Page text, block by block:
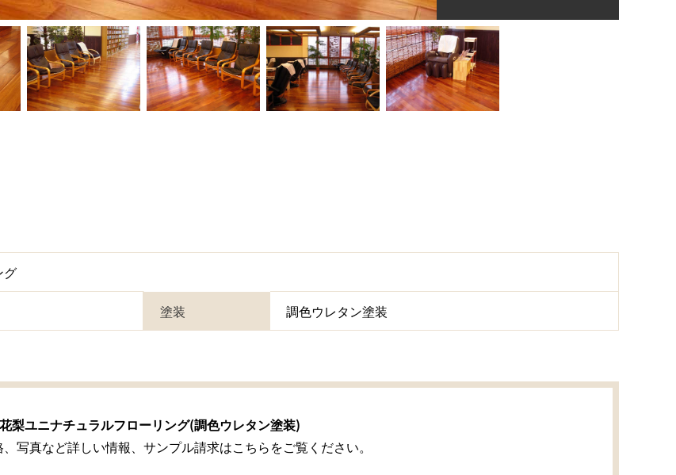
グ
塗装 調色ウレタン塗装
梨ユニナチュラルフローリング(調色ウレタン塗装)
写真など詳しい情報、サンプル請求はこちらをご覧ください。